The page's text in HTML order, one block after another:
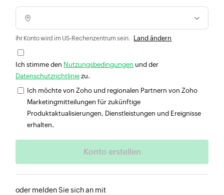
Ihr Konto wird im US-Rechenzentrum sein. Land ändern
Ich stimme den Nutzungsbedingungen und der
Datenschutzrichtlinie zu.
Ich möchte von Zoho und regionalen Partnern von Zoho
Marketingmitteilungen für zukünftige
Produktaktualisierungen, Dienstleistungen und Ereignisse
erhalten.
oder melden Sie sich an mit